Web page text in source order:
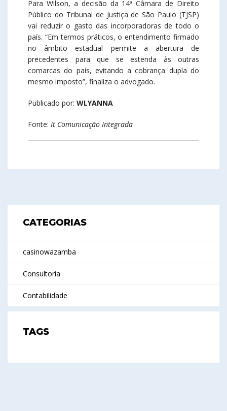
Para Wilson, a decisão da 14ª Câmara de Direito
Público do Tribunal de Justiça de São Paulo (TJSP)
vai reduzir o gasto das incorporadoras de todo o
país. “Em termos práticos, o entendimento firmado
no âmbito estadual permite a abertura de
precedentes para que se estenda às outras
comarcas do país, evitando a cobrança dupla do
mesmo imposto”, finaliza o advogado.
Publicado por: WLYANNA
Fonte: It Comunicação Integrada
CATEGORIAS
casinowazamba
Consultoria
Contabilidade
TAGS